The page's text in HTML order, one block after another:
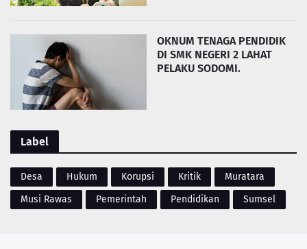
OKNUM TENAGA PENDIDIK
DI SMK NEGERI 2 LAHAT
PELAKU SODOMI.
Label
Desa Hukum Korupsi Kritik
Muratara
Musi Rawas
Pemerintah Pendidikan Sumsel